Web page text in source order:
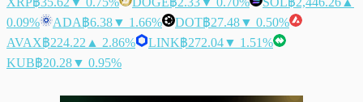
0.09%
ADA฿6.38▼ 1.66% DOT฿27.48▼ 0.50%
AVAX฿224.22 ▲ 2.86% LINK฿272.04▼ 1.51%
KUB฿20.28▼ 0.95%